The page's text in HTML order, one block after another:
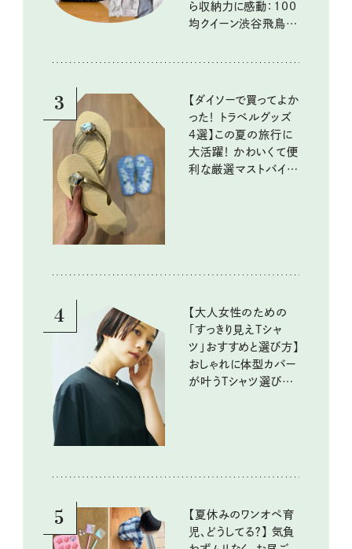
ら収納力に感動：100
均クイーン渋谷飛鳥の
3
【ダイソーで買ってよか
った！ トラベルグッズ
4選】この夏の旅行に
大活躍！ かわいくて便
利な厳選マストバイア
4
【大人女性のための
「すっきり見えTシャ
ツ」おすすめと選び方】
おしゃれに体型カバー
が叶うTシャツ選びの
5
【夏休みのワンオペ育
児、どうしてる？】 気負